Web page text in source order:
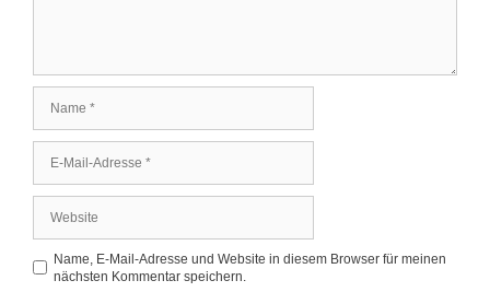
Mail-
Adresse
Name, E-Mail-Adresse und Website in diesem Browser für meinen
nächsten Kommentar speichern.